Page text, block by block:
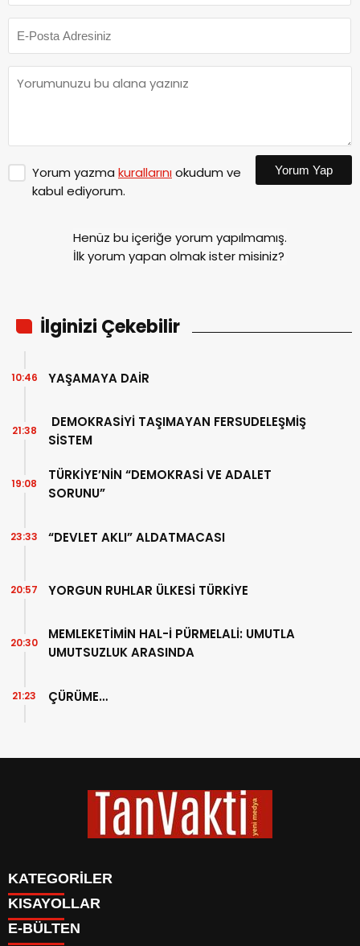
Yorum yazma kurallarınıokudum ve
kabul ediyorum.
Yorum Yap
Henüz bu içeriğe yorum yapılmamış.
İlk yorum yapan olmak ister misiniz?
İlginizi Çekebilir
YAŞAMAYA DAİR
10:46
DEMOKRASİYİ TAŞIMAYAN FERSUDELEŞMİŞ
SİSTEM
21:38
TÜRKİYE’NİN “DEMOKRASİ VE ADALET
SORUNU”
19:08
“DEVLET AKLI” ALDATMACASI
23:33
YORGUN RUHLAR ÜLKESİ TÜRKİYE
20:57
MEMLEKETİMİN HAL-İ PÜRMELALİ: UMUTLA
UMUTSUZLUK ARASINDA
20:30
ÇÜRÜME…
21:23
KATEGORİLER
BİYOGRAFİLER
DÜNYA
KISAYOLLAR
Menü seçimi yapın. WP-ADMIN → Görünüm → Menüler
E-BÜLTEN